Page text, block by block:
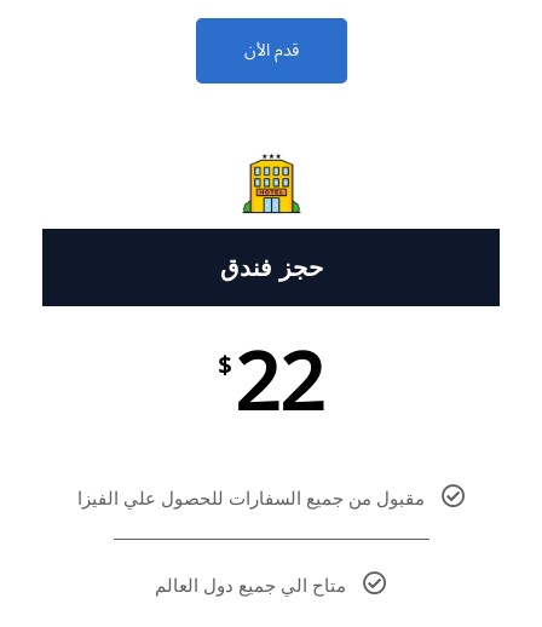
قدم الأن
حجز فندق
22
$
مقبول من جميع السفارات للحصول علي الفيزا
متاح الي جميع دول العالم